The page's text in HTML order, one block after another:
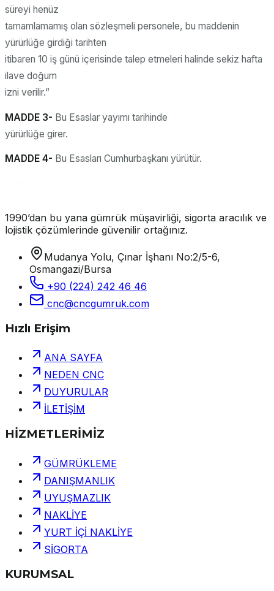
süreyi henüz
tamamlamamış olan sözleşmeli personele, bu maddenin
yürürlüğe girdiği tarihten
itibaren 10 iş günü içerisinde talep etmeleri halinde sekiz hafta
ilave doğum
izni verilir.”
MADDE 3- Bu Esaslar yayımı tarihinde
yürürlüğe girer.
MADDE 4- Bu Esasları Cumhurbaşkanı yürütür.
1990’dan bu yana gümrük müşavirliği, sigorta aracılık ve
lojistik çözümlerinde güvenilir ortağınız.
Mudanya Yolu, Çınar İşhanı No:2/5-6,
Osmangazi/Bursa
+90 (224) 242 46 46
cnc@cncgumruk.com
Hızlı Erişim
ANA SAYFA
NEDEN CNC
DUYURULAR
İLETİŞİM
HİZMETLERİMİZ
GÜMRÜKLEME
DANIŞMANLIK
UYUŞMAZLIK
NAKLİYE
YURT İÇİ NAKLİYE
SİGORTA
KURUMSAL